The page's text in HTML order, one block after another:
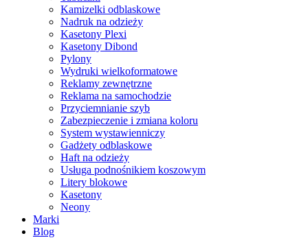
Kamizelki odblaskowe
Nadruk na odzieży
Kasetony Plexi
Kasetony Dibond
Pylony
Wydruki wielkoformatowe
Reklamy zewnętrzne
Reklama na samochodzie
Przyciemnianie szyb
Zabezpieczenie i zmiana koloru
System wystawienniczy
Gadżety odblaskowe
Haft na odzieży
Usługa podnośnikiem koszowym
Litery blokowe
Kasetony
Neony
Marki
Blog